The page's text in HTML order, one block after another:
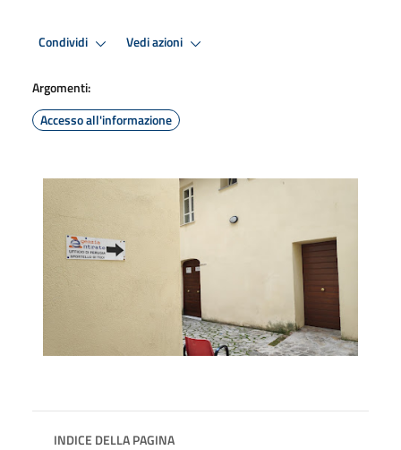
Condividi Vedi azioni
Argomenti:
Accesso all'informazione
INDICE DELLA PAGINA